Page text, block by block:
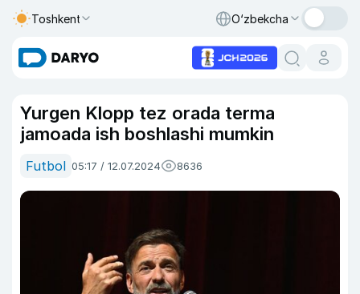
Toshkent O‘zbekcha
Yurgen Klopp tez orada terma
jamoada ish boshlashi mumkin
Futbol 05:17 / 12.07.2024 8636